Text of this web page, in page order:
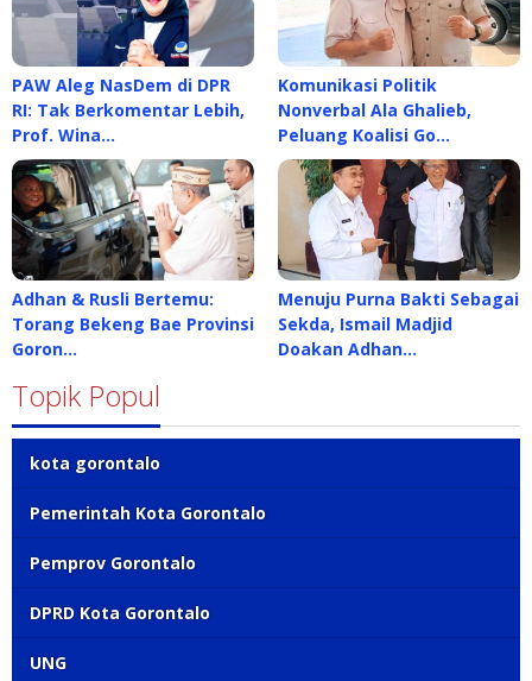
PAW Aleg NasDem di DPR
RI: Tak Berkomentar Lebih,
Prof. Wina…
Komunikasi Politik
Nonverbal Ala Ghalieb,
Peluang Koalisi Go…
Adhan & Rusli Bertemu:
Torang Bekeng Bae Provinsi
Goron…
Menuju Purna Bakti Sebagai
Sekda, Ismail Madjid
Doakan Adhan…
Topik Popul
kota gorontalo
Pemerintah Kota Gorontalo
Pemprov Gorontalo
DPRD Kota Gorontalo
UNG